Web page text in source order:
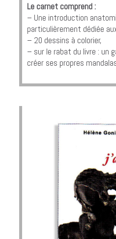
Le carnet comprend :
– Une introduction
particulièrement dédiée
– 20 dessins à colorier,
– sur le rabat du livre : un
créer ses propres